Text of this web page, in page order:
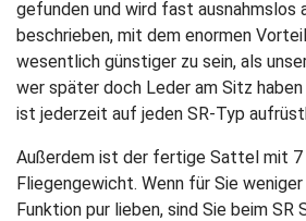
gefunden und wird fast ausnahmslos
beschrieben, mit dem enormen
wesentlich günstiger zu sein, als
wer später doch Leder am Sitz
ist jederzeit auf jeden SR-Typ
Außerdem ist der fertige Sattel mit 7
Fliegengewicht. Wenn für Sie
Funktion pur lieben, sind Sie beim SR